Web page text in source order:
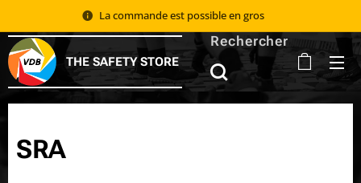
La commande est possible en gros 📦
THE SAFETY STORE
Rechercher
SRA